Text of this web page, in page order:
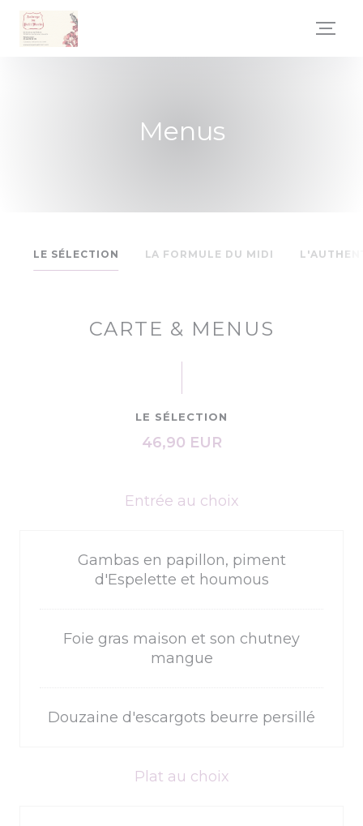
Painel de Gerenciamento de Cookies
Menus
LE SÉLECTION LA FORMULE DU MIDI
CARTE & MENUS
LE SÉLECTION
46,90 EUR
Entrée au choix
Gambas en papillon, piment
d'Espelette et houmous
Foie gras maison et son chutney
mangue
Douzaine d'escargots beurre persillé
Plat au choix